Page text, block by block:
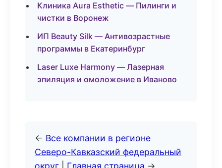
Клиника Aura Esthetic — Пилинги и
чистки в Воронеж
ИП Beauty Silk — Антивозрастные
программы в Екатеринбург
Laser Luxe Harmony — Лазерная
эпиляция и омоложение в Иваново
← Все компании в регионе
Северо-Кавказский федеральный
округ
Главная страница →